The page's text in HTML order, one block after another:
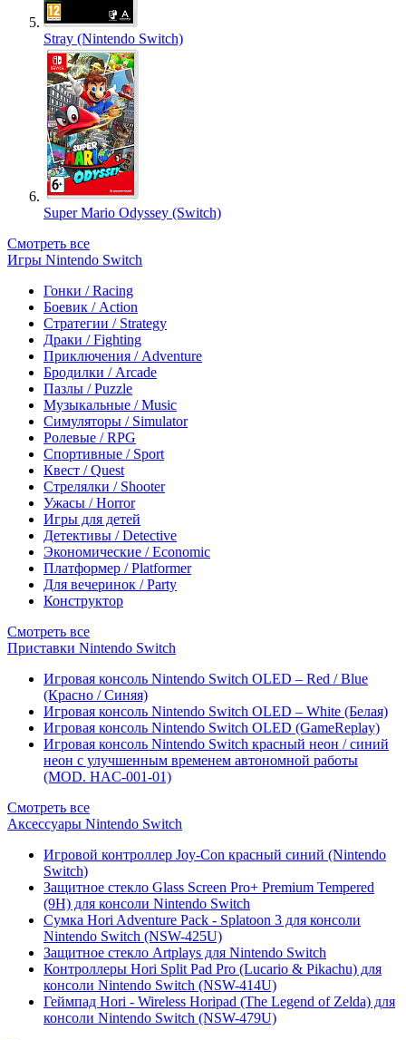
Stray (Nintendo Switch)
Super Mario Odyssey (Switch)
Смотреть все
Игры Nintendo Switch
Гонки / Racing
Боевик / Action
Стратегии / Strategy
Драки / Fighting
Приключения / Adventure
Бродилки / Arcade
Пазлы / Puzzle
Музыкальные / Music
Симуляторы / Simulator
Ролевые / RPG
Спортивные / Sport
Квест / Quest
Стрелялки / Shooter
Ужасы / Horror
Игры для детей
Детективы / Detective
Экономические / Economic
Платформер / Platformer
Для вечеринок / Party
Конструктор
Смотреть все
Приставки Nintendo Switch
Игровая консоль Nintendo Switch OLED – Red / Blue
(Красно / Синяя)
Игровая консоль Nintendo Switch OLED – White (Белая)
Игровая консоль Nintendo Switch OLED (GameReplay)
Игровая консоль Nintendo Switch красный неон / синий
неон с улучшенным временем автономной работы
(MOD. HAC-001-01)
Смотреть все
Аксессуары Nintendo Switch
Игровой контроллер Joy-Con красный синий (Nintendo
Switch)
Защитное стекло Glass Screen Pro+ Premium Tempered
(9H) для консоли Nintendo Switch
Сумка Hori Adventure Pack - Splatoon 3 для консоли
Nintendo Switch (NSW-425U)
Защитное стекло Artplays для Nintendo Switch
Контроллеры Hori Split Pad Pro (Lucario & Pikachu) для
консоли Nintendo Switch (NSW-414U)
Геймпад Hori - Wireless Horipad (The Legend of Zelda) для
консоли Nintendo Switch (NSW-479U)